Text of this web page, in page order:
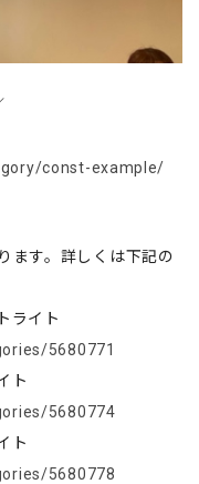
const-example/
ます。詳しくは下記の
ライト
5680771
ト
5680774
ト
5680778